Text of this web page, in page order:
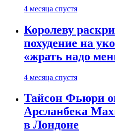
4 месяца спустя
Королеву
похудение на
«жрать надо
4 месяца спустя
Тайсон Фьюри
Арсланбека
в Лондоне